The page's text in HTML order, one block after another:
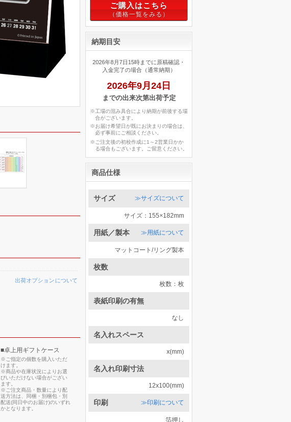
出荷オプションについて
■卓上用ギフトケース
※ご指定の個数を購入いただ
けます。
※商品や在庫状況によりお選
びいただけない場合がござい
ます。
※ご注文商品・数量により配
送方法は、同梱・別梱包・別
配送(同日中のお届け)のいずれ
かとなります。
ご購入はこちら
納期目安
2026年8月7日15時までに原稿確認・
入金完了の場合（通常納期）
2026年9月24日
までの出来次第出荷予定
※工場の混み具合により納期が前後する場
合がございます。
※お届け希望日が既にお決まりの場合は、
必ず事前にご相談ください。
※ご注文後の初校作成に1～2営業日かか
る場合もございます。ご留意ください。
商品仕様
サイズ ≫サイズについて
サイズ：155×182mm
用紙／製本 ≫用紙について
マットコート/リング製本
枚数
枚数：枚
表紙印刷の有無
なし
名入れスペース
x(mm)
名入れ印刷寸法
12x100(mm)
印刷 ≫印刷について
箔押し